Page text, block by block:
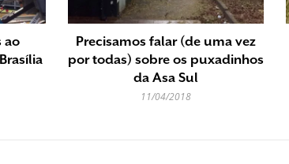
ao
Precisamos falar (de uma vez
por todas) sobre os puxadinhos
da Asa Sul
11/04/2018